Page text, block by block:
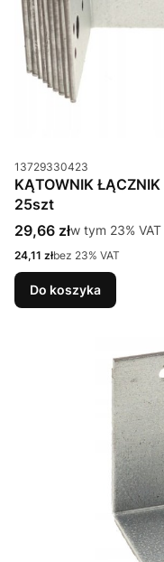
Kod produktu
13729330423
KĄTOWNIK
25szt
Cena brutto
29,66 złw tym %s VAT
w tym 23% VAT
Cena netto
24,11 złbez 23% VAT
Do koszyka